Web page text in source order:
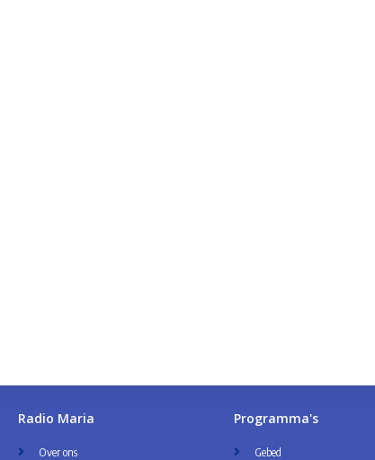
Radio Maria
Over ons
Programma's
Gebed